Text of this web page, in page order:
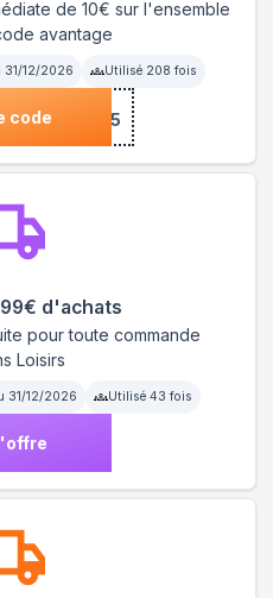
de 10€ sur l'ensemble
avantage
31/12/2026 Utilisé 208 fois
code***2025
d'achats
pour toute commande
Loisirs
31/12/2026 Utilisé 43 fois